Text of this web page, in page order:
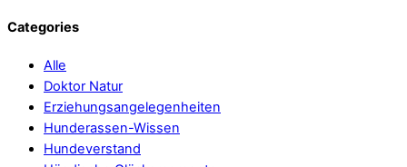
Categories
Alle
Doktor Natur
Erziehungsangelegenheiten
Hunderassen-Wissen
Hundeverstand